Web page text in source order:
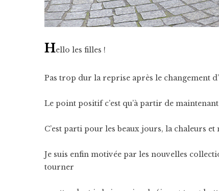
Hello les filles !
Pas trop dur la reprise après le changement
Le point positif c’est qu’à partir de
C’est parti pour les beaux jours, la chaleurs
Je suis enfin motivée par les nouvelles
tourner